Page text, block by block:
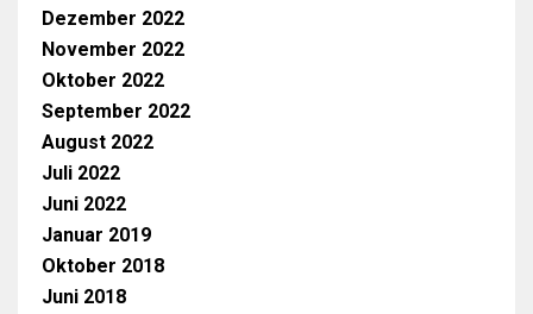
Dezember 2022
November 2022
Oktober 2022
September 2022
August 2022
Juli 2022
Juni 2022
Januar 2019
Oktober 2018
Juni 2018